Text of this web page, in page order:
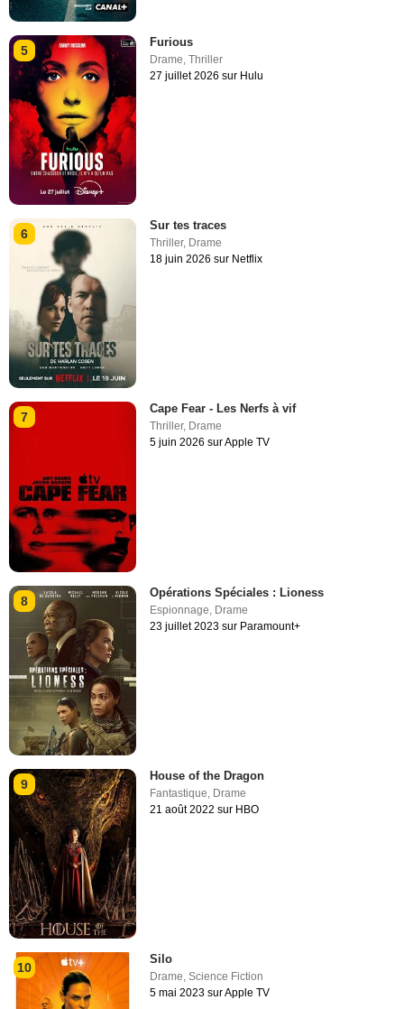
5
Furious
Drame ,Thriller
27 juillet 2026 sur Hulu
6
Sur tes traces
Thriller, Drame
18 juin 2026 sur Netflix
7
Cape Fear - Les Nerfs à vif
Thriller, Drame
5 juin 2026 sur Apple TV
8
Opérations Spéciales : Lioness
Espionnage Drame
23 juillet 2023 sur Paramount+
9
House of the Dragon
Fantastique, Drame
21 août 2022 sur HBO
10
Silo
Drame,Science Fiction
5 mai 2023 sur Apple TV